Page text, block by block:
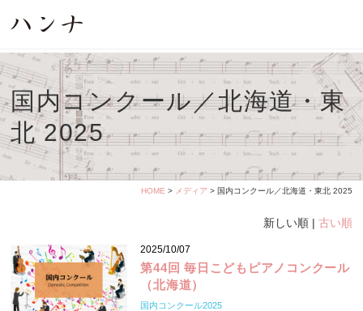
国内コンクール／北海道・東
北 2025
HOME > メディア > 国内コンクール／北海道・東北 2025
新しい順 | 古い順
2025/10/07
第44回 毎日こどもピアノコンクール
（北海道）
国内コンクール2025